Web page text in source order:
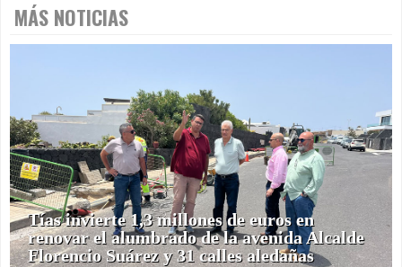
MÁS NOTICIAS
Tías invierte 1,3 millones de euros en
renovar el alumbrado de la avenida Alcalde
Florencio Suárez y 31 calles aledañas